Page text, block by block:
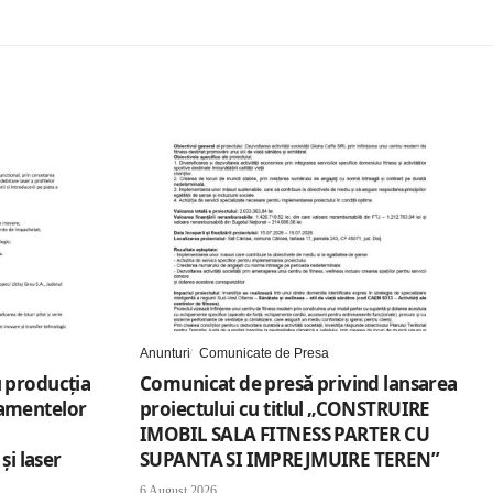
producția
laser
Anunturi Comunicate de Presa
Comunicat de presă privind lansarea
proiectului cu titlul „CONSTRUIRE
IMOBIL SALA FITNESS PARTER CU
SUPANTA SI IMPREJMUIRE TEREN”